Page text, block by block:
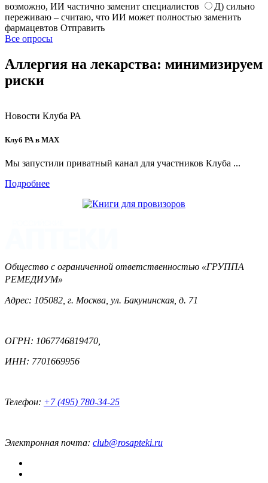
возможно, ИИ частично заменит специалистов
Д) сильно
переживаю – считаю, что ИИ может полностью заменить
фармацевтов Отправить
Все опросы
Аллергия на лекарства: минимизируем
риски
Новости Клуба РА
Клуб РА в MAX
Мы запустили приватный канал для участников Клуба ...
Подробнее
Общество с ограниченной ответственностью «ГРУППА
РЕМЕДИУМ»
Адрес: 105082, г. Москва, ул. Бакунинская, д. 71
ОГРН: 1067746819470,
ИНН: 7701669956
Телефон: +7 (495) 780-34-25
Электронная почта: club@rosapteki.ru